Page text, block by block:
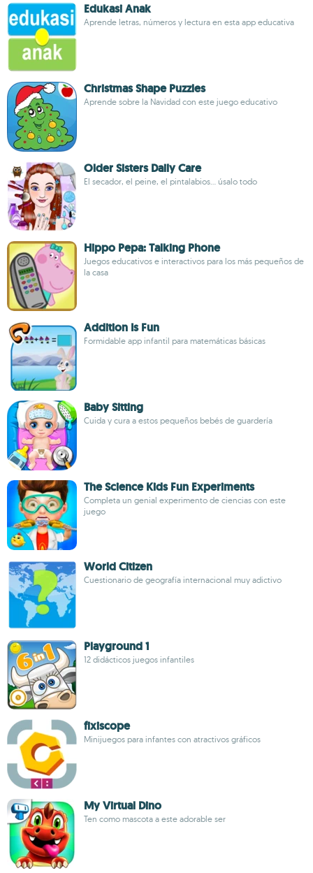
Edukasi Anak
Aprende letras, números y lectura en esta app educativa
Christmas Shape Puzzles
Aprende sobre la Navidad con este juego educativo
Older Sisters Daily Care
El secador, el peine, el pintalabios... úsalo todo
Hippo Pepa: Talking Phone
Juegos educativos e interactivos para los más pequeños de
la casa
Addition Is Fun
Formidable app infantil para matemáticas básicas
Baby Sitting
Cuida y cura a estos pequeños bebés de guardería
The Science Kids Fun Experiments
Completa un genial experimento de ciencias con este
juego
World Citizen
Cuestionario de geografía internacional muy adictivo
Playground 1
12 didácticos juegos infantiles
fixiscope
Minijuegos para infantes con atractivos gráficos
My Virtual Dino
Ten como mascota a este adorable ser